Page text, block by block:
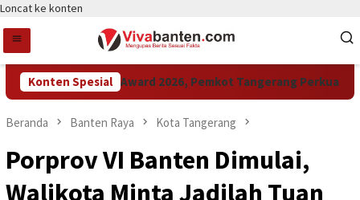
Loncat ke konten
Konten Spesial
Raih LPM Award 2026, Pemkot Tangerang Perkuat
Beranda Banten Raya Kota Tangerang
Porprov VI Banten Dimulai,
Walikota Minta Jadilah Tuan